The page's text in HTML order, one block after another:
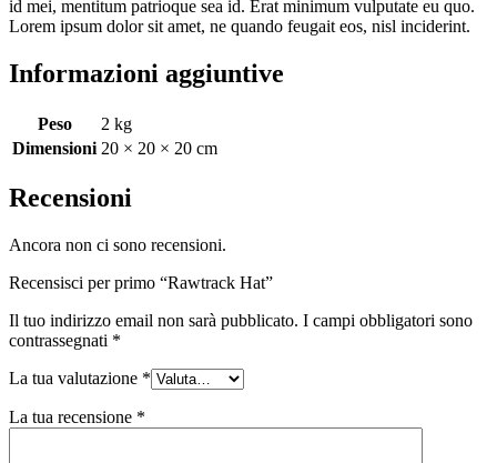
id mei, mentitum patrioque sea id. Erat minimum vulputate eu quo.
Lorem ipsum dolor sit amet, ne quando feugait eos, nisl inciderint.
Informazioni aggiuntive
Peso
2 kg
Dimensioni 20 × 20 × 20 cm
Recensioni
Ancora non ci sono recensioni.
Recensisci per primo “Rawtrack Hat”
Il tuo indirizzo email non sarà pubblicato. I campi obbligatori sono
contrassegnati *
La tua valutazione *
La tua recensione *